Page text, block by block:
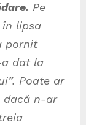
Pe
lipsa
pornit
dat la
Poate ar
dacă n-ar